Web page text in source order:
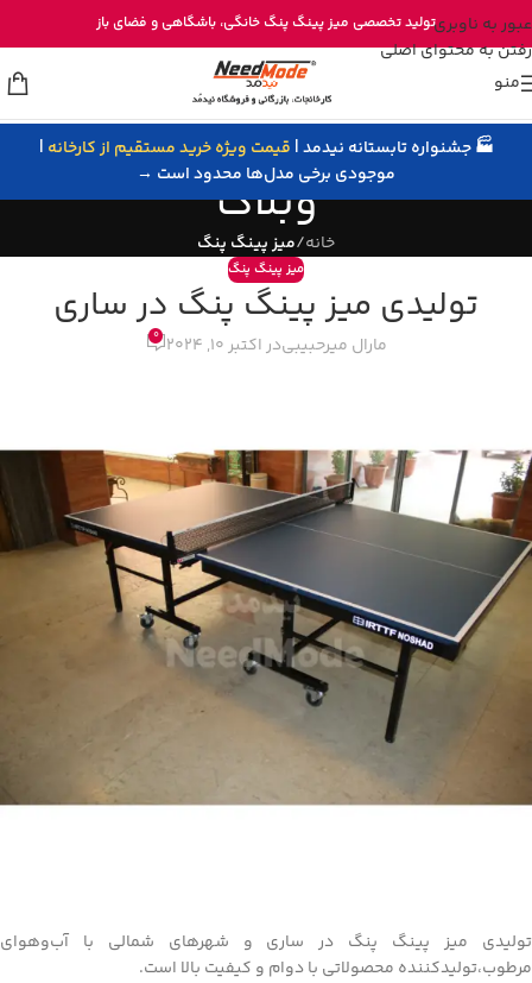
عبور به ناوبری
رفتن به محتوای اصلی
خرید مستقیم میز پینگ پنگ از تولیدی نیدمد
تولید تخصصی میز پینگ پنگ خانگی، باشگاهی و فضای باز
منو
🏭 جشنواره تابستانه نیدمد | قیمت ویژه خرید مستقیم از کارخانه |
موجودی برخی مدل‌ها محدود است →
وبلاگ
خانه/میز پینگ پنگ
میز پینگ پنگ
تولیدی میز پینگ پنگ در ساری
مارال میرحبیبیدر اکتبر 10, 2024 0
تولیدی میز پینگ پنگ در ساری و شهرهای شمالی با آب‌وهوای
مرطوب،تولیدکننده محصولاتی با دوام و کیفیت بالا است.